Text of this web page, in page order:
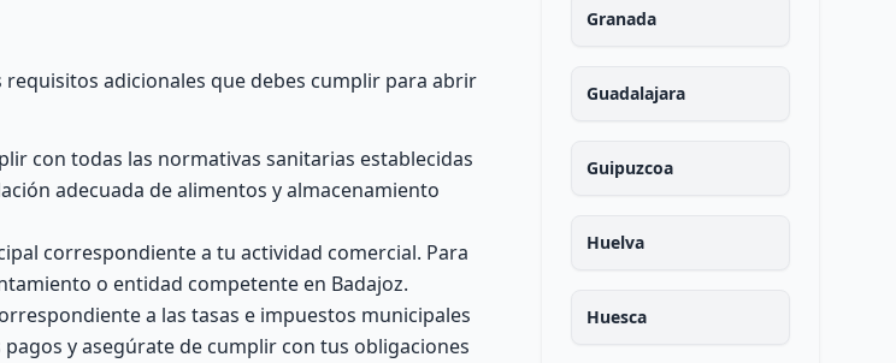
adicionales que debes cumplir para abrir
con todas las normativas sanitarias establecidas
adecuada de alimentos y almacenamiento
correspondiente a tu actividad comercial. Para
o entidad competente en Badajoz.
a las tasas e impuestos municipales
y asegúrate de cumplir con tus obligaciones
Granada
Guadalajara
Guipuzcoa
Huelva
Huesca